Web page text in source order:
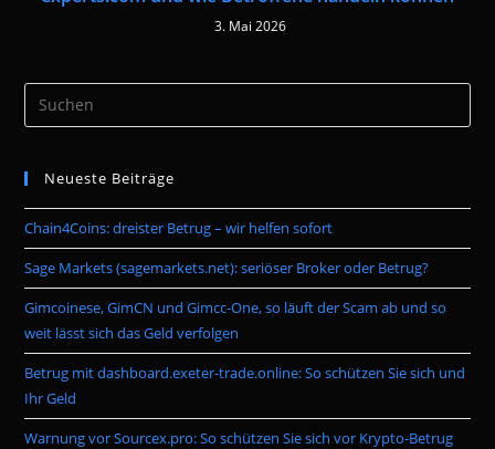
3. Mai 2026
the
Neueste Beiträge
Chain4Coins: dreister Betrug – wir helfen sofort
Sage Markets (sagemarkets.net): seriöser Broker oder Betrug?
Gimcoinese, GimCN und Gimcc-One, so läuft der Scam ab und so
weit lässt sich das Geld verfolgen
Betrug mit dashboard.exeter-trade.online: So schützen Sie sich und
Ihr Geld
Warnung vor Sourcex.pro: So schützen Sie sich vor Krypto-Betrug